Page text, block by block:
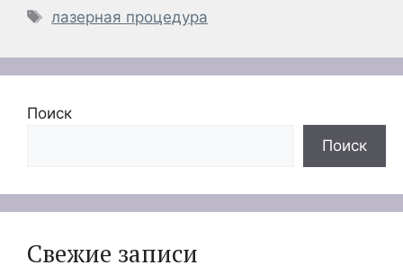
Метки
лазерная процедура
Поиск
Поиск
Свежие записи